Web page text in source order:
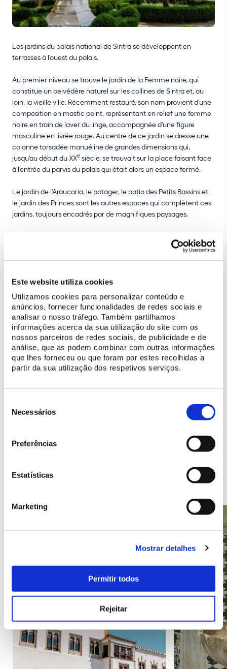
Este website utiliza cookies
Utilizamos cookies para personalizar conteúdo e
anúncios, fornecer funcionalidades de redes sociais e
analisar o nosso tráfego. Também partilhamos
informações acerca da sua utilização do site com os
nossos parceiros de redes sociais, de publicidade e de
análise, que as podem combinar com outras informações
que lhes forneceu ou que foram por estes recolhidas a
partir da sua utilização dos respetivos serviços.
Necessários
Preferências
Estatísticas
Marketing
Mostrar detalhes
Permitir todos
Rejeitar
Les jardins du palais national de Sintra se développent en
terrasses à l'ouest du palais.
Au premier niveau se trouve le jardin de la Femme noire, qui
constitue un belvédère naturel sur les collines de Sintra et, au
loin, la vieille ville. Récemment restauré, son nom provient d'une
composition en mastic peint, représentant en relief une femme
noire en train de laver du linge, accompagnée d'une figure
masculine en livrée rouge. Au centre de ce jardin se dresse une
colonne torsadée manuéline de grandes dimensions qui,
jusqu'au début du XXe siècle, se trouvait sur la place faisant face
à l'entrée du parvis du palais qui était alors un espace fermé.
Le jardin de l'Araucaria, le potager, le patio des Petits Bassins et
le jardin des Princes sont les autres espaces qui complètent ces
jardins, toujours encadrés par de magnifiques paysages.
Profitez au maximum de votre visite
Planifiez votre visite
Spécialement pour vous
Plus d'information